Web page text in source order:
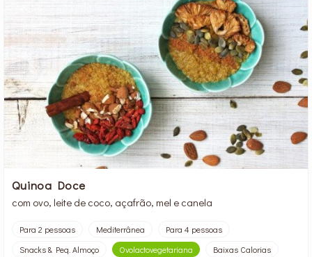
Quinoa Doce
com ovo, leite de coco, açafrão, mel e canela
Para 2 pessoas Mediterrânea
Para 4 pessoas
Snacks & Peq. Almoço
Ovolactovegetariana Baixas Calorias